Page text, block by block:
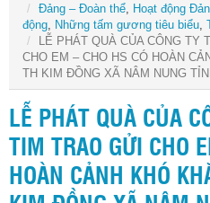
Đảng – Đoàn thể Hoạt động
động Những tấm gương tiêu biểu
LỄ PHÁT QUÀ CỦA CÔNG TY
CHO EM – CHO HS CÓ HOÀN
TH KIM ĐỒNG XÃ NÂM NUNG
LỄ PHÁT QUÀ CỦA
TIM TRAO GỬI CHO
HOÀN CẢNH KHÓ